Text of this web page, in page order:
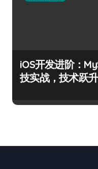
iOS开发进阶：
技实战，技术跃